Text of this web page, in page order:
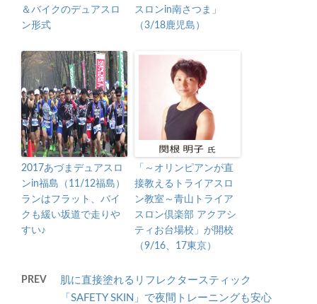
＆バイクのデュアスロ
ン形式
スロンin南さつま」
（3/18鹿児島）
2017あづまデュアスロ
ンin福島（11/12福島）
ランはフラット、バイ
クも緩い坂道で走りや
すい♪
「～オリンピアンが直
接教えるトライアスロ
ン教室～青山トライア
スロン倶楽部 アクアシ
ティお台場校」が開校
（9/16、17東京）
PREV
肌に直接塗れるリフレクタースティック
「SAFETY SKIN」で夜間トレーニングも安心